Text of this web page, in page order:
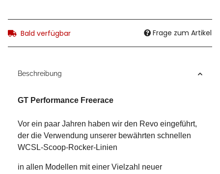
Bald verfügbar Frage zum Artikel
Beschreibung
GT Performance Freerace
Vor ein paar Jahren haben wir den Revo eingeführt,
der die Verwendung unserer bewährten schnellen
WCSL-Scoop-Rocker-Linien
in allen Modellen mit einer Vielzahl neuer